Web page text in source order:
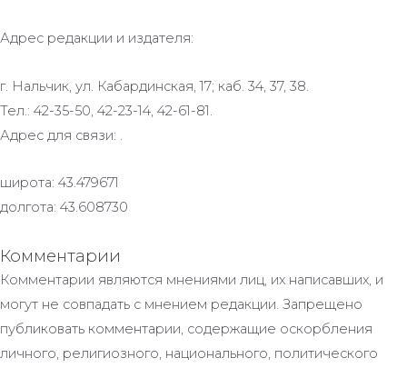
Адрес редакции и издателя:
г. Нальчик, ул. Кабардинская, 17; каб. 34, 37, 38.
Тел.: 42-35-50, 42-23-14, 42-61-81.
Адрес для связи: .
широта: 43.479671
долгота: 43.608730
Комментарии
Комментарии являются мнениями лиц, их написавших, и
могут не совпадать с мнением редакции. Запрещено
публиковать комментарии, содержащие оскорбления
личного, религиозного, национального, политического